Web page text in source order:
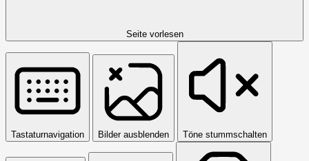
Seite vorlesen
Tastaturnavigation Bilder ausblenden Töne stummschalten